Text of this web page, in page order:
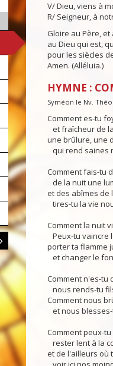
V/ Dieu, viens à
R/ Seigneur, à
Gloire au Père, et
au Dieu qui est,
pour les siècles
Amen. (Alléluia.)
HYMNE :
Syméon le Nv.
Comment es-tu
et fraîcheur de
une brûlure, une
qui rend saines
Comment fais-tu
de la nuit une
et des abîmes de
tires-tu la vie
Comment la nuit
Peux-tu vaincre
porter ta flamme
et changer le
Comment n'es-tu
nous rends-tu
Comment nous
et nous
Comment peux-
rester lent à la
et de l'ailleurs où